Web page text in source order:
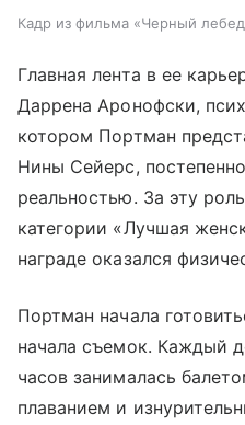
Кадр из фильма «Черный
Главная лента в ее
Даррена Аронофски,
котором Портман
Нины Сейерс,
реальностью. За эту
категории «Лучшая
награде оказался
Портман начала
начала съемок. Каждый
часов занималась
плаванием и